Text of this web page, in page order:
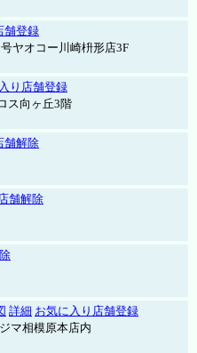
舗登録
ヤオコー川崎枡形店3F
り店舗登録
ス向ヶ丘3階
舗解除
舗解除
詳細 お気に入り店舗登録
マ相模原本店内